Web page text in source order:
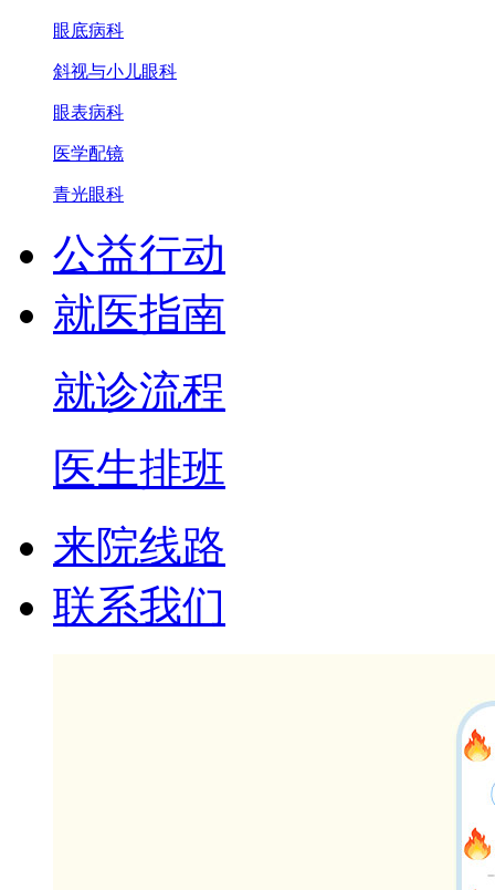
眼底病科
斜视与小儿眼科
眼表病科
医学配镜
青光眼科
公益行动
就医指南
就诊流程
医生排班
来院线路
联系我们